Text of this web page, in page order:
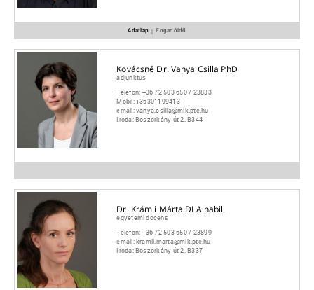
Adatlap | Fogadóidő
Kovácsné Dr. Vanya Csilla PhD
adjunktus
Telefon: +36 72 503 650 / 23833
Mobil:+36301199413
email:vanya.csilla@mik.pte.hu
Iroda:Boszorkány út 2. B344
Dr. Krámli Márta DLA habil.
egyetemi docens
Telefon: +36 72 503 650 / 23899
email:kramli.marta@mik.pte.hu
Iroda:Boszorkány út 2. B337